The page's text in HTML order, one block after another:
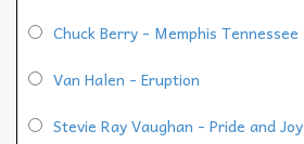
Chuck Berry - Memphis Tennessee
Van Halen - Eruption
Stevie Ray Vaughan - Pride and Joy